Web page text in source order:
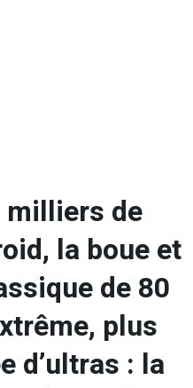
milliers de
la boue et
de 80
plus
d’ultras : la